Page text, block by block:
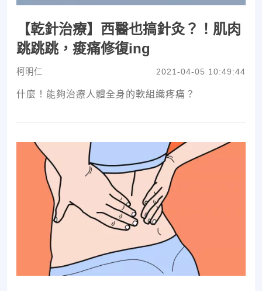
【乾針治療】西醫也搞針灸？！肌肉
跳跳跳，痠痛修復ing
柯明仁 2021-04-05 10:49:44
什麼！能夠治療人體全身的軟組織疼痛？